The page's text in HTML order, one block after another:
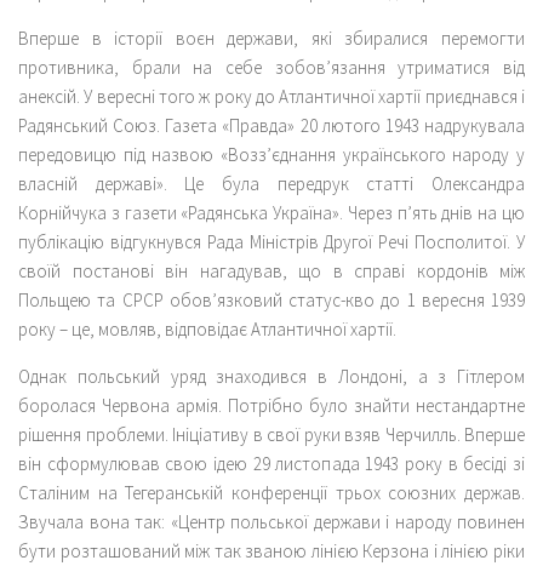
Вперше в історії воєн держави, які збиралися перемогти
противника, брали на себе зобов’язання утриматися від
анексій. У вересні того ж року до Атлантичної хартії приєднався і
Радянський Союз. Газета «Правда» 20 лютого 1943 надрукувала
передовицю під назвою «Возз’єднання українського народу у
власній державі». Це була передрук статті Олександра
Корнійчука з газети «Радянська Україна». Через п’ять днів на цю
публікацію відгукнувся Рада Міністрів Другої Речі Посполитої. У
своїй постанові він нагадував, що в справі кордонів між
Польщею та СРСР обов’язковий статус-кво до 1 вересня 1939
року – це, мовляв, відповідає Атлантичної хартії.
Однак польський уряд знаходився в Лондоні, а з Гітлером
боролася Червона армія. Потрібно було знайти нестандартне
рішення проблеми. Ініціативу в свої руки взяв Черчилль. Вперше
він сформулював свою ідею 29 листопада 1943 року в бесіді зі
Сталіним на Тегеранській конференції трьох союзних держав.
Звучала вона так: «Центр польської держави і народу повинен
бути розташований між так званою лінією Керзона і лінією ріки